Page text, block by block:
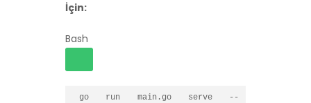
İçin:
Bash
go run main.go serve --